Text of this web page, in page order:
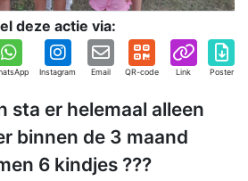
deze actie via:
Instagram Email QR-code Link Poster
sta er helemaal alleen
binnen de 3 maand
6 kindjes ???